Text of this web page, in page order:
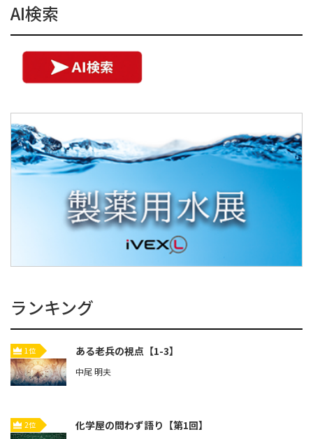
AI検索
ランキング
1位 ある老兵の視点【1-3】
中尾 明夫
2位 化学屋の問わず語り【第1回】